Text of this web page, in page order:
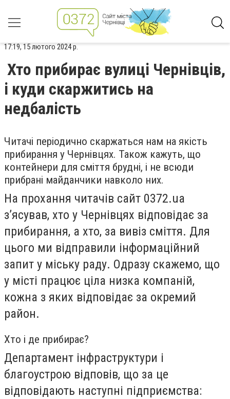
17:19, 15 лютого 2024 р.
Хто прибирає вулиці Чернівців,
і куди скаржитись на
недбалість
Читачі періодично скаржаться нам на якість
прибирання у Чернівцях. Також кажуть, що
контейнери для сміття брудні, і не всюди
прибрані майданчики навколо них.
На прохання читачів сайт 0372.ua
зʼясував, хто у Чернівцях відповідає за
прибирання, а хто, за вивіз сміття. Для
цього ми відправили інформаційний
запит у міську раду. Одразу скажемо, що
у місті працює ціла низка компаній,
кожна з яких відповідає за окремий
район.
Хто і де прибирає?
Департамент інфраструктури і
благоустрою відповів, що за це
відповідають наступні підприємства: